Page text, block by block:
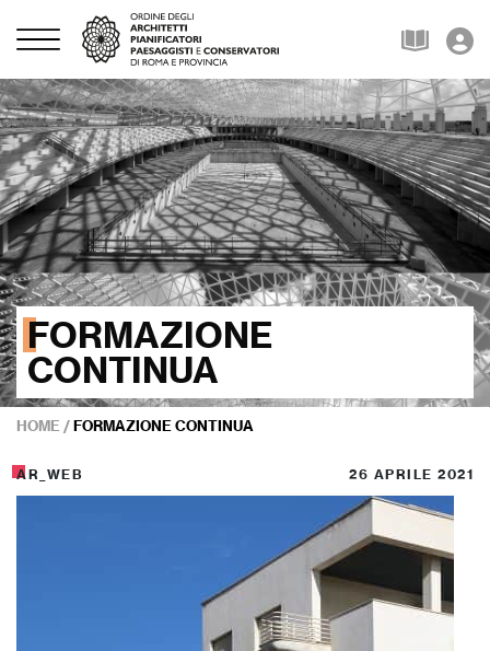
FORMAZIONE
CONTINUA
HOME /FORMAZIONE CONTINUA
AR_WEB 26 APRILE 2021